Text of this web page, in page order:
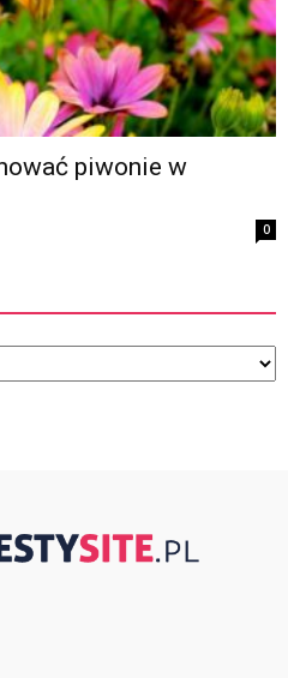
piwonie w
0